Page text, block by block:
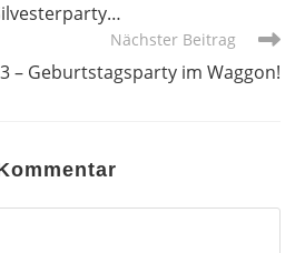
Nächster Beitrag
– Geburtstagsparty im Waggon!